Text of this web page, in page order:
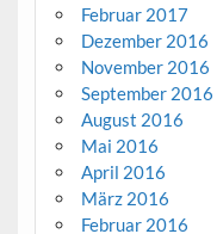
Februar 2017
Dezember 2016
November 2016
September 2016
August 2016
Mai 2016
April 2016
März 2016
Februar 2016